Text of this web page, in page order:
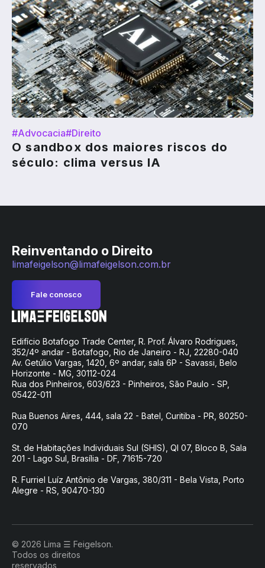
#Advocacia#Direito
O sandbox dos maiores riscos do
século: clima versus IA
Reinventando o Direito
limafeigelson@limafeigelson.com.br
Fale conosco
Edifício Botafogo Trade Center, R. Prof. Álvaro Rodrigues,
352/4º andar - Botafogo, Rio de Janeiro - RJ, 22280-040
Av. Getúlio Vargas, 1420, 6º andar, sala 6P - Savassi, Belo
Horizonte - MG, 30112-024
Rua dos Pinheiros, 603/623 - Pinheiros, São Paulo - SP,
05422-011
Rua Buenos Aires, 444, sala 22 - Batel, Curitiba - PR, 80250-
070
St. de Habitações Individuais Sul (SHIS), QI 07, Bloco B, Sala
201 - Lago Sul, Brasília - DF, 71615-720
R. Furriel Luíz Antônio de Vargas, 380/311 - Bela Vista, Porto
Alegre - RS, 90470-130
© 2026 Lima ☰ Feigelson.
Todos os direitos
reservados